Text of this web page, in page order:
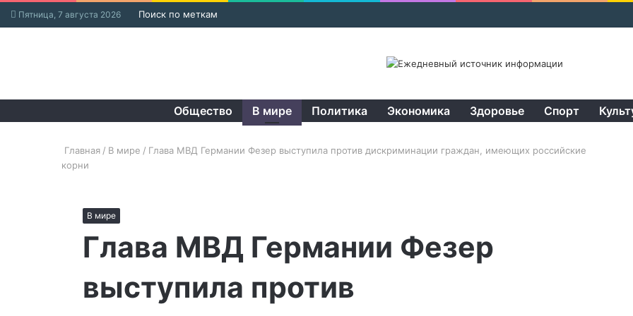
Пятница, 7 августа 2026 Поиск по меткам
Общество В мире Политика Экономика Здоровье Спорт
Главная / В мире / Глава МВД Германии Фезер выступила против дискриминации граждан, имеющих российские
корни
В мире
Глава МВД Германии Фезер
выступила против